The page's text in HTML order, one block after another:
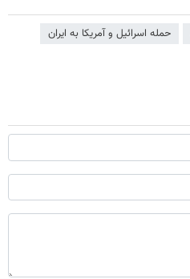
حمله اسرائیل و آمریکا به ایران